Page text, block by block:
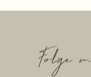
Folge